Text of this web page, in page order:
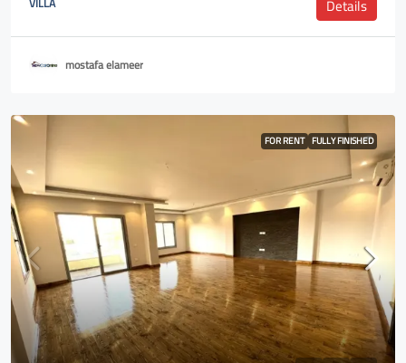
Details
mostafa elameer
FOR RENT FULLY FINISHED